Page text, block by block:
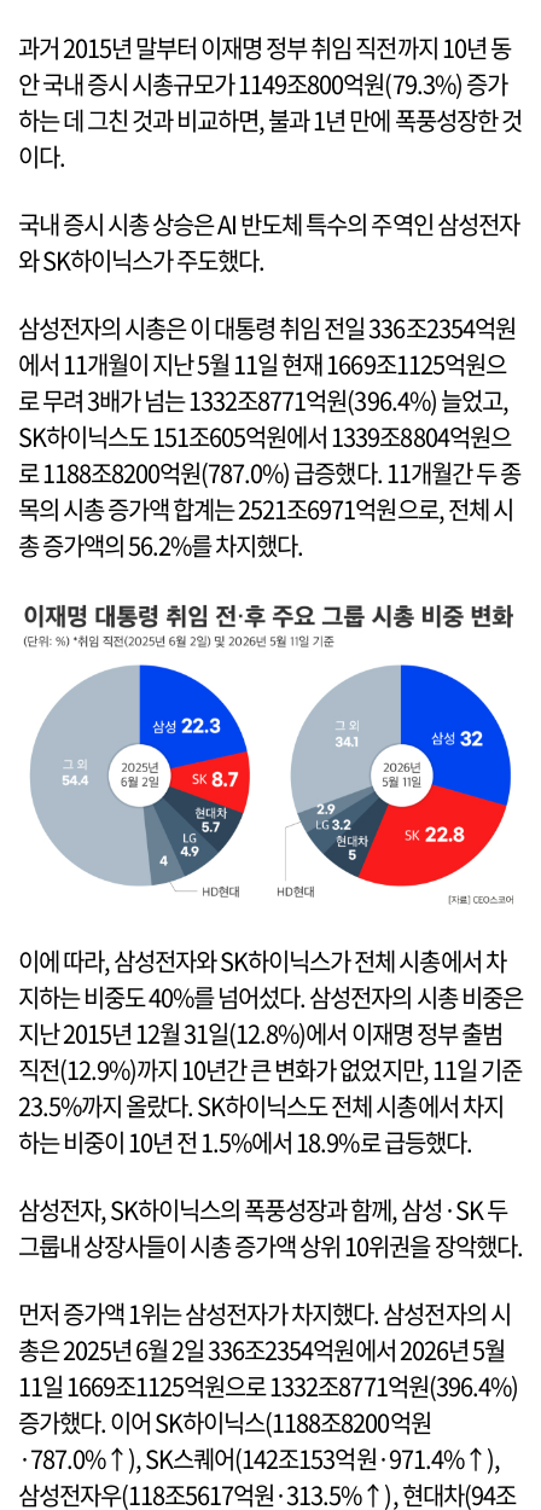
과거 2015년 말부터 이재명 정부 취임 직전까지 10년 동
안 국내 증시 시총규모가 1149조800억원(79.3%) 증가
하는 데 그친 것과 비교하면, 불과 1년 만에 폭풍성장한 것
이다.
국내 증시 시총 상승은 AI 반도체 특수의 주역인 삼성전자
와 SK하이닉스가 주도했다.
삼성전자의 시총은 이 대통령 취임 전일 336조2354억원
에서 11개월이 지난 5월 11일 현재 1669조1125억원으
로 무려 3배가 넘는 1332조8771억원(396.4%) 늘었고,
SK하이닉스도 151조605억원에서 1339조8804억원으
로 1188조8200억원(787.0%) 급증했다. 11개월간 두 종
목의 시총 증가액 합계는 2521조6971억원으로, 전체 시
총 증가액의 56.2%를 차지했다.
이에 따라, 삼성전자와 SK하이닉스가 전체 시총에서 차
지하는 비중도 40%를 넘어섰다. 삼성전자의 시총 비중은
지난 2015년 12월 31일(12.8%)에서 이재명 정부 출범
직전(12.9%)까지 10년간 큰 변화가 없었지만, 11일 기준
23.5%까지 올랐다. SK하이닉스도 전체 시총에서 차지
하는 비중이 10년 전 1.5%에서 18.9%로 급등했다.
삼성전자, SK하이닉스의 폭풍성장과 함께, 삼성·SK 두
그룹내 상장사들이 시총 증가액 상위 10위권을 장악했다.
먼저 증가액 1위는 삼성전자가 차지했다. 삼성전자의 시
총은 2025년 6월 2일 336조2354억원에서 2026년 5월
11일 1669조1125억원으로 1332조8771억원(396.4%)
증가했다. 이어 SK하이닉스(1188조8200억원
·787.0%↑), SK스퀘어(142조153억원·971.4%↑),
삼성전자우(118조5617억원·313.5%↑), 현대차(94조